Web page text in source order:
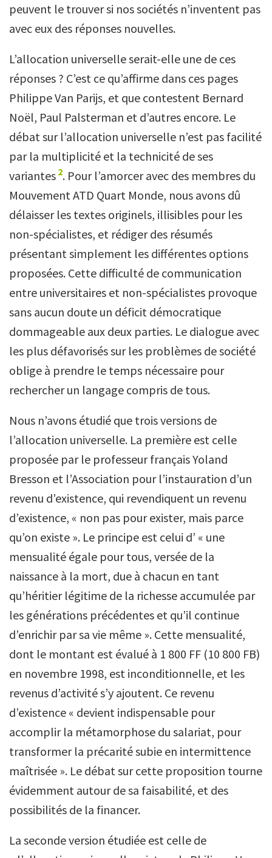
peuvent le trouver si nos sociétés n’inventent pas
avec eux des réponses nouvelles.
L’allocation universelle serait-elle une de ces
réponses ? C’est ce qu’affirme dans ces pages
Philippe Van Parijs, et que contestent Bernard
Noël, Paul Palsterman et d’autres encore. Le
débat sur l’allocation universelle n’est pas facilité
par la multiplicité et la technicité de ses
variantes 2. Pour l’amorcer avec des membres du
Mouvement ATD Quart Monde, nous avons dû
délaisser les textes originels, illisibles pour les
non-spécialistes, et rédiger des résumés
présentant simplement les différentes options
proposées. Cette difficulté de communication
entre universitaires et non-spécialistes provoque
sans aucun doute un déficit démocratique
dommageable aux deux parties. Le dialogue avec
les plus défavorisés sur les problèmes de société
oblige à prendre le temps nécessaire pour
rechercher un langage compris de tous.
Nous n’avons étudié que trois versions de
l’allocation universelle. La première est celle
proposée par le professeur français Yoland
Bresson et l’Association pour l’instauration d’un
revenu d’existence, qui revendiquent un revenu
d’existence, « non pas pour exister, mais parce
qu’on existe ». Le principe est celui d’ « une
mensualité égale pour tous, versée de la
naissance à la mort, due à chacun en tant
qu’héritier légitime de la richesse accumulée par
les générations précédentes et qu’il continue
d’enrichir par sa vie même ». Cette mensualité,
dont le montant est évalué à 1 800 FF (10 800 FB)
en novembre 1998, est inconditionnelle, et les
revenus d’activité s’y ajoutent. Ce revenu
d’existence « devient indispensable pour
accomplir la métamorphose du salariat, pour
transformer la précarité subie en intermittence
maîtrisée ». Le débat sur cette proposition tourne
évidemment autour de sa faisabilité, et des
possibilités de la financer.
La seconde version étudiée est celle de